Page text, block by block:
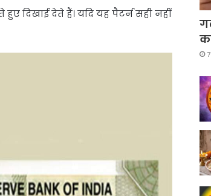
दिखाई देते हैं। यदि यह पैटर्न सही नहीं